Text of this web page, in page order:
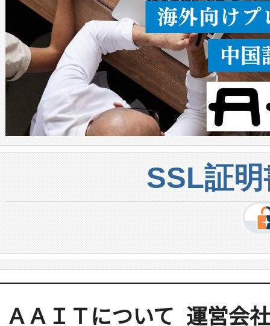
SSL証
ＡＡＩＴについて 運営会社